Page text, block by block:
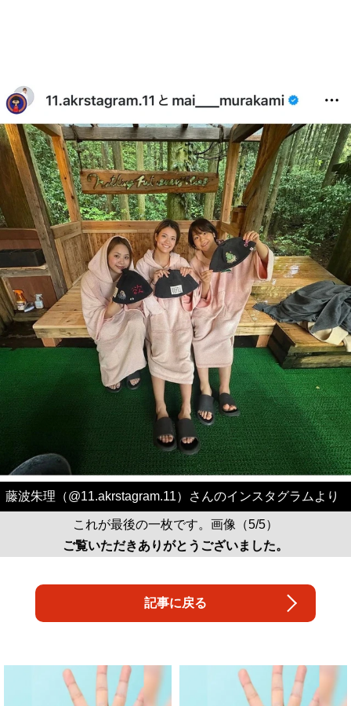
藤波朱理（@11.akrstagram.11）さんのインスタグラムより
これが最後の一枚です。画像（5/5）
ご覧いただきありがとうございました。
記事に戻る